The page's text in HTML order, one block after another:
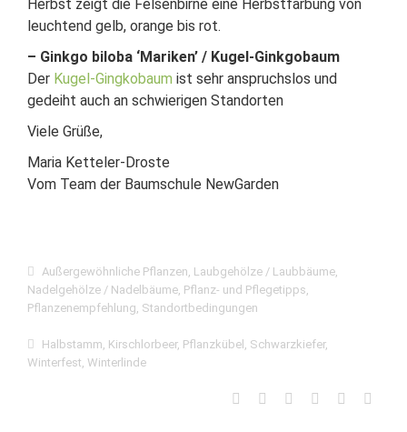
Herbst zeigt die Felsenbirne eine Herbstfärbung von
leuchtend gelb, orange bis rot.
– Ginkgo biloba ‘Mariken’ / Kugel-Ginkgobaum
Der Kugel-Gingkobaum ist sehr anspruchslos und
gedeiht auch an schwierigen Standorten
Viele Grüße,
Maria Ketteler-Droste
Vom Team der Baumschule NewGarden
Außergewöhnliche Pflanzen, Laubgehölze / Laubbäume,
Nadelgehölze / Nadelbäume, Pflanz- und Pflegetipps,
Pflanzenempfehlung, Standortbedingungen
Halbstamm, Kirschlorbeer, Pflanzkübel , Schwarzkiefer,
Winterfest, Winterlinde